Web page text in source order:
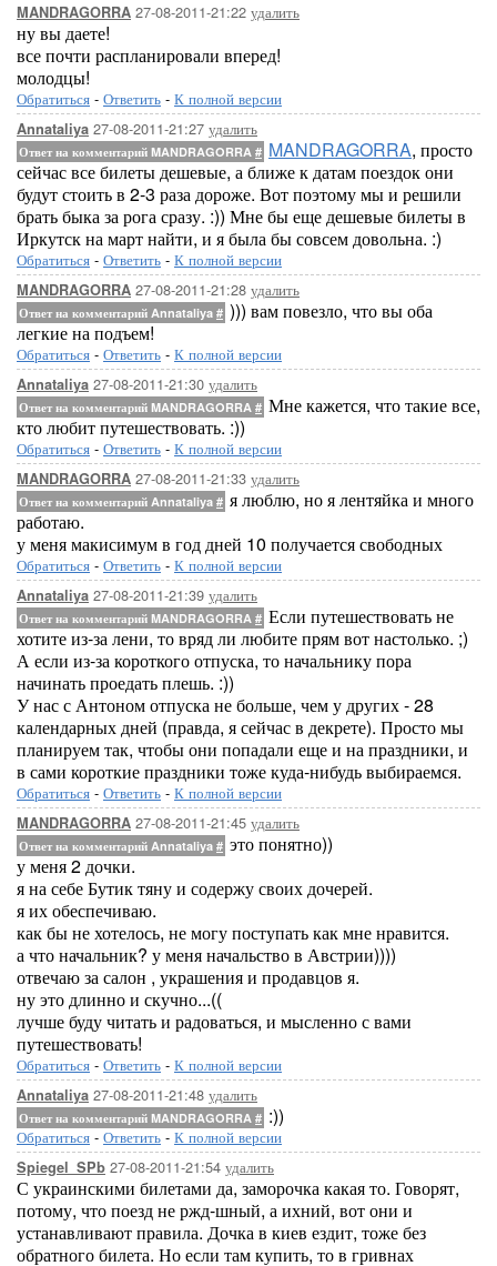
MANDRAGORRA 27-08-2011-21:22 удалить
ну вы даете!
все почти распланировали вперед!
молодцы!
Обратиться - Ответить - К полной версии
Annataliya 27-08-2011-21:27 удалить
Ответ на комментарий MANDRAGORRA # MANDRAGORRA, просто
сейчас все билеты дешевые, а ближе к датам поездок они
будут стоить в 2-3 раза дороже. Вот поэтому мы и решили
брать быка за рога сразу. :)) Мне бы еще дешевые билеты в
Иркутск на март найти, и я была бы совсем довольна. :)
Обратиться - Ответить - К полной версии
MANDRAGORRA 27-08-2011-21:28 удалить
Ответ на комментарий Annataliya # ))) вам повезло, что вы оба
легкие на подъем!
Обратиться - Ответить - К полной версии
Annataliya 27-08-2011-21:30 удалить
Ответ на комментарий MANDRAGORRA # Мне кажется, что такие все,
кто любит путешествовать. :))
Обратиться - Ответить - К полной версии
MANDRAGORRA 27-08-2011-21:33 удалить
Ответ на комментарий Annataliya # я люблю, но я лентяйка и много
работаю.
у меня макисимум в год дней 10 получается свободных
Обратиться - Ответить - К полной версии
Annataliya 27-08-2011-21:39 удалить
Ответ на комментарий MANDRAGORRA # Если путешествовать не
хотите из-за лени, то вряд ли любите прям вот настолько. ;)
А если из-за короткого отпуска, то начальнику пора
начинать проедать плешь. :))
У нас с Антоном отпуска не больше, чем у других - 28
календарных дней (правда, я сейчас в декрете). Просто мы
планируем так, чтобы они попадали еще и на праздники, и
в сами короткие праздники тоже куда-нибудь выбираемся.
Обратиться - Ответить - К полной версии
MANDRAGORRA 27-08-2011-21:45 удалить
Ответ на комментарий Annataliya # это понятно))
у меня 2 дочки.
я на себе Бутик тяну и содержу своих дочерей.
я их обеспечиваю.
как бы не хотелось, не могу поступать как мне нравится.
а что начальник? у меня начальство в Австрии))))
отвечаю за салон , украшения и продавцов я.
ну это длинно и скучно...((
лучше буду читать и радоваться, и мысленно с вами
путешествовать!
Обратиться - Ответить - К полной версии
Annataliya 27-08-2011-21:48 удалить
Ответ на комментарий MANDRAGORRA # :))
Обратиться - Ответить - К полной версии
Spiegel_SPb 27-08-2011-21:54 удалить
С украинскими билетами да, заморочка какая то. Говорят,
потому, что поезд не ржд-шный, а ихний, вот они и
устанавливают правила. Дочка в киев ездит, тоже без
обратного билета. Но если там купить, то в гривнах